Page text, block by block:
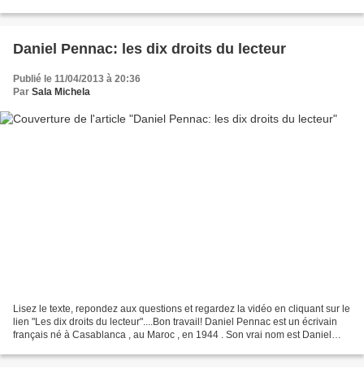
Daniel Pennac: les dix droits du lecteur
Publié le 11/04/2013 à 20:36
Par Sala Michela
Lisez le texte, repondez aux questions et regardez la vidéo en cliquant sur le
lien "Les dix droits du lecteur"....Bon travail! Daniel Pennac est un écrivain
français né à Casablanca , au Maroc , en 1944 . Son vrai nom est Daniel